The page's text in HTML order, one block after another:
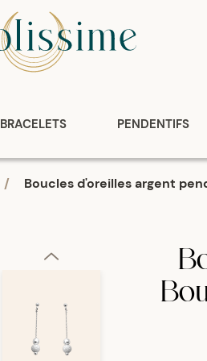
BRACELETS PENDENTIFS
/ Boucles d'oreilles argent